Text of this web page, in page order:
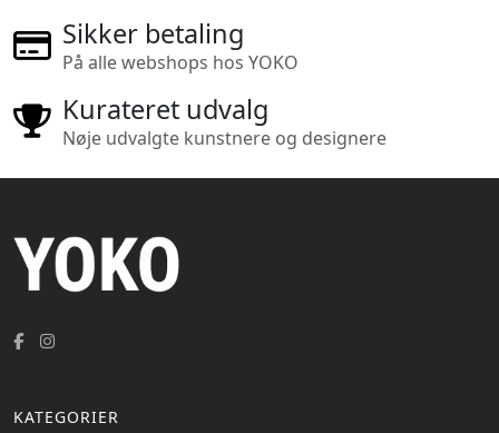
Sikker betaling
På alle webshops hos YOKO
Kurateret udvalg
Nøje udvalgte kunstnere og designere
KATEGORIER